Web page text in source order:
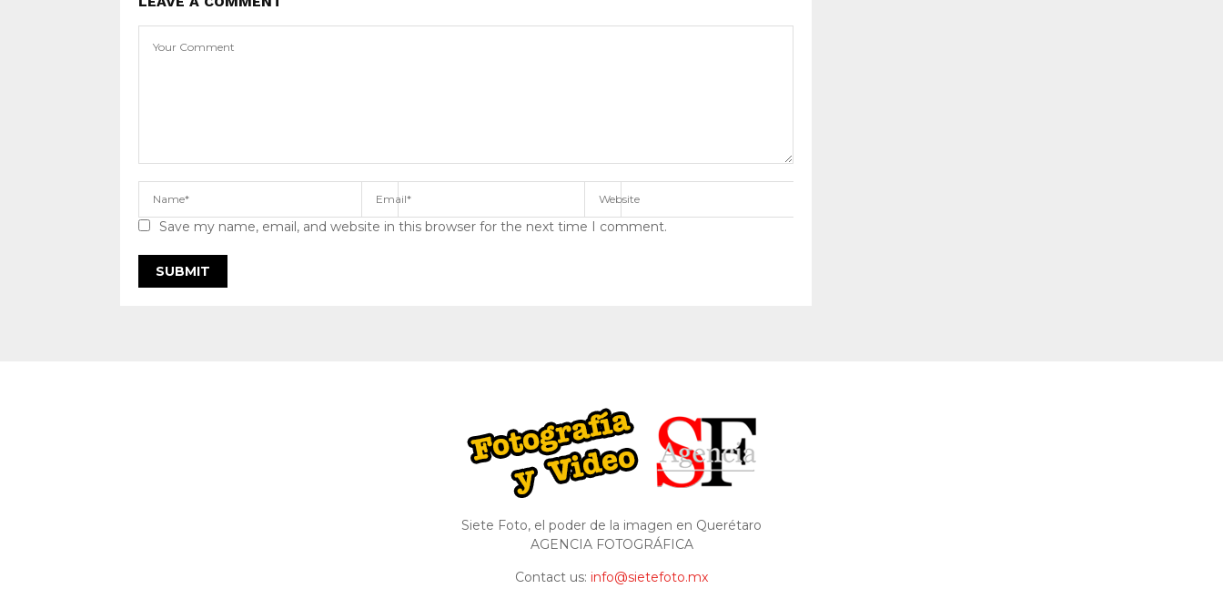
Save my name, email, and website in this browser for the next time I comment.
Siete Foto, el poder de la imagen en Querétaro
AGENCIA FOTOGRÁFICA
Contact us: info@sietefoto.mx